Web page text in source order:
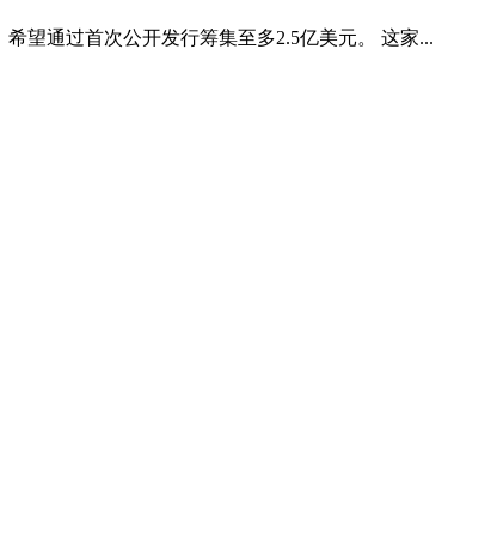
望通过首次公开发行筹集至多2.5亿美元。 这家...